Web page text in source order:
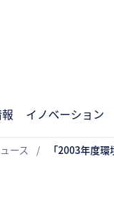
イノベーション
ース 「2003年度